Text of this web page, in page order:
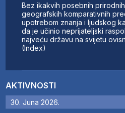
AKTIVNOSTI
30. Juna 2026.
Bez ikakvih posebnih
geografskih komparativnih
upotrebom znanja i ljudskog
da je učinio neprijateljski
najveću državu na svijetu
(Index)